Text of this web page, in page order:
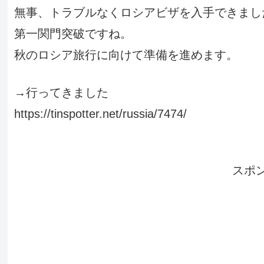
無事、トラブルなくロシアビザを入手できまし
第一関門突破ですね。
秋のロシア旅行に向けて準備を進めます。
→行ってきました
https://tinspotter.net/russia/7474/
スポ